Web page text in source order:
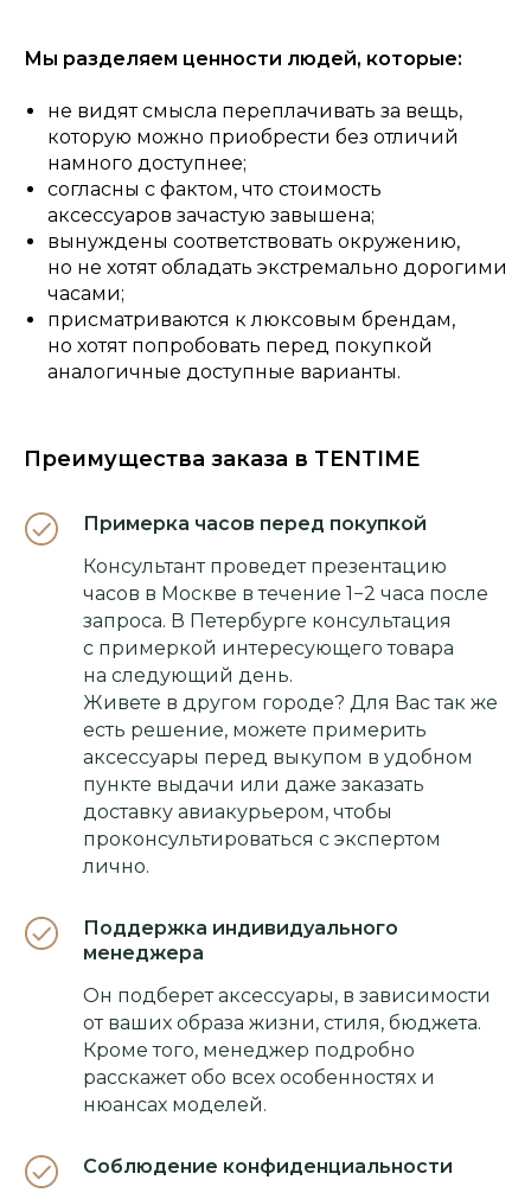
Мы разделяем ценности людей, которые:
не видят смысла переплачивать за вещь,
которую можно приобрести без отличий
намного доступнее;
согласны с фактом, что стоимость
аксессуаров зачастую завышена;
вынуждены соответствовать окружению,
но не хотят обладать экстремально дорогими
часами;
присматриваются к люксовым брендам,
но хотят попробовать перед покупкой
аналогичные доступные варианты.
Преимущества заказа в TENTIME
Примерка часов перед покупкой
Консультант проведет презентацию
часов в Москве в течение 1−2 часа после
запроса. В Петербурге консультация
с примеркой интересующего товара
на следующий день.
Живете в другом городе? Для Вас так же
есть решение, можете примерить
аксессуары перед выкупом в удобном
пункте выдачи или даже заказать
доставку авиакурьером, чтобы
проконсультироваться с экспертом
лично.
Поддержка индивидуального
менеджера
Он подберет аксессуары, в зависимости
от ваших образа жизни, стиля, бюджета.
Кроме того, менеджер подробно
расскажет обо всех особенностях и
нюансах моделей.
Соблюдение конфиденциальности